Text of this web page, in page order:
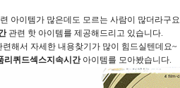
아이템가 많은데도 모르는 사람이 많더라구요
관련 핫 아이템를 제공해드리고 있습니다.
해서 자세한 내용찾기가 많이 힘드실텐데요~
리퀴드섹스지속시간아이템를 모아봤습니다.